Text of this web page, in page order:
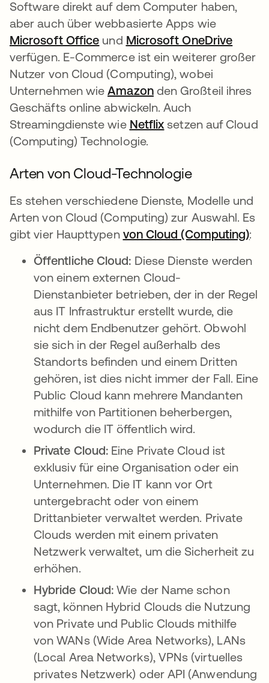
Software direkt auf dem Computer haben,
aber auch über webbasierte Apps wie
Microsoft Office wird in einer neuen
und Microsoft OneDrive
verfügen. E-Commerce ist ein weiterer großer
Nutzer von Cloud (Computing), wobei
Unternehmen wieAmazonwird in einer neuen
den Großteil ihres
Geschäfts online abwickeln. Auch
Streamingdienste wie Netflix wird in einer
setzen auf Cloud
(Computing) Technologie.
Arten von Cloud-Technologie
Es stehen verschiedene Dienste, Modelle und
Arten von Cloud (Computing) zur Auswahl. Es
gibt vier Haupttypen von Cloud (Computing):
Öffentliche Cloud: Diese Dienste werden
von einem externen Cloud-
Dienstanbieter betrieben, der in der Regel
aus IT Infrastruktur erstellt wurde, die
nicht dem Endbenutzer gehört. Obwohl
sie sich in der Regel außerhalb des
Standorts befinden und einem Dritten
gehören, ist dies nicht immer der Fall. Eine
Public Cloud kann mehrere Mandanten
mithilfe von Partitionen beherbergen,
wodurch die IT öffentlich wird.
Private Cloud: Eine Private Cloud ist
exklusiv für eine Organisation oder ein
Unternehmen. Die IT kann vor Ort
untergebracht oder von einem
Drittanbieter verwaltet werden. Private
Clouds werden mit einem privaten
Netzwerk verwaltet, um die Sicherheit zu
erhöhen.
Hybride Cloud:Wie der Name schon
sagt, können Hybrid Clouds die Nutzung
von Private und Public Clouds mithilfe
von WANs (Wide Area Networks), LANs
(Local Area Networks), VPNs (virtuelles
privates Netzwerk) oder API (Anwendung